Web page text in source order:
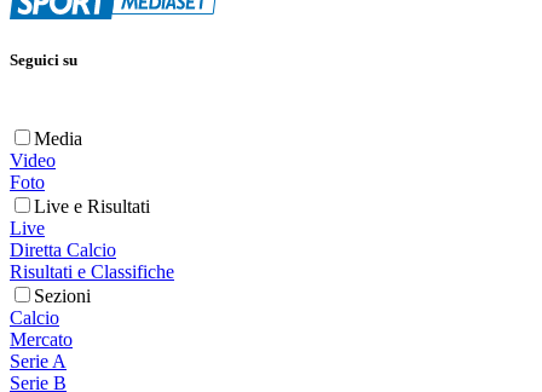
Seguici su
Media
Video
Foto
Live e Risultati
Live
Diretta Calcio
Risultati e Classifiche
Sezioni
Calcio
Mercato
Serie A
Serie B